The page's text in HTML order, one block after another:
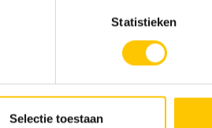
Statistieken
Selectie toestaan